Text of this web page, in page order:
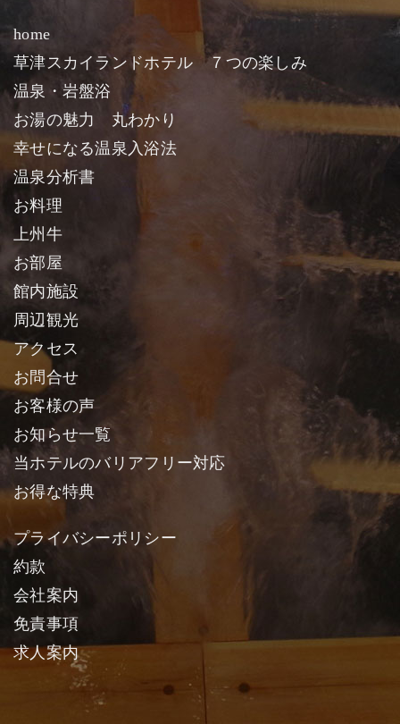
home
草津スカイランドホテル ７つの楽しみ
温泉・岩盤浴
お湯の魅力 丸わかり
幸せになる温泉入浴法
温泉分析書
お料理
上州牛
お部屋
館内施設
周辺観光
アクセス
お問合せ
お客様の声
お知らせ一覧
当ホテルのバリアフリー対応
お得な特典
プライバシーポリシー
約款
会社案内
免責事項
求人案内